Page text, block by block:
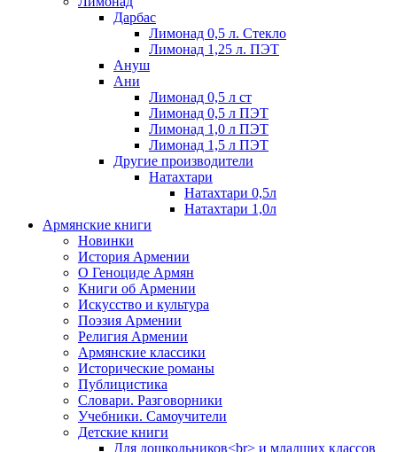
Дарбас
Лимонад 0,5 л. Стекло
Лимонад 1,25 л. ПЭТ
Ануш
Ани
Лимонад 0,5 л ст
Лимонад 0,5 л ПЭТ
Лимонад 1,0 л ПЭТ
Лимонад 1,5 л ПЭТ
Другие производители
Натахтари
Натахтари 0,5л
Натахтари 1,0л
Армянские книги
Новинки
История Армении
О Геноциде Армян
Книги об Армении
Иcкусство и культура
Поэзия Армении
Религия Армении
Армянские классики
Исторические романы
Публицистика
Словари. Разговорники
Учебники. Самоучители
Детские книги
Для дошкольников<br> и младших классов